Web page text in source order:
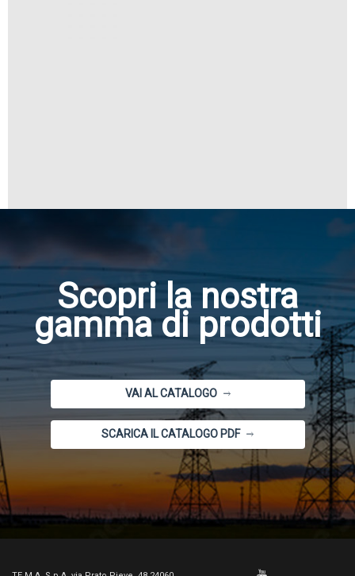
Scopri la nostra
gamma di prodotti
VAI AL CATALOGO
SCARICA IL CATALOGO PDF